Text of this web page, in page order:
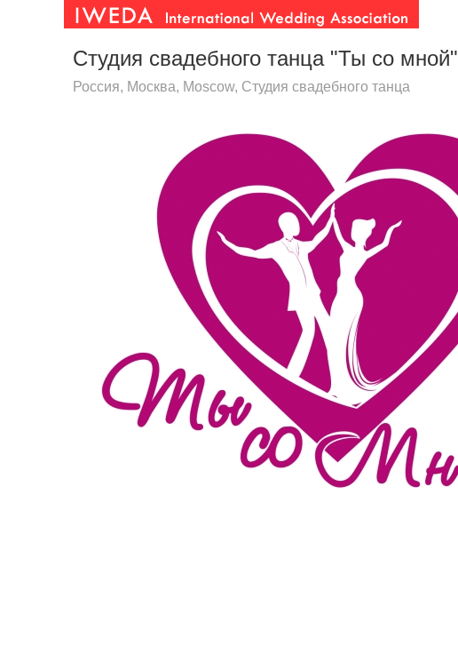
Студия свадебного танца "Ты со мной"
Россия, Москва, Moscow, Студия свадебного танца